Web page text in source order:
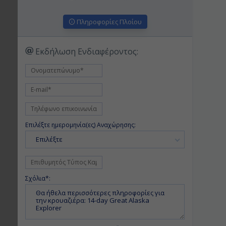
Πληροφορίες Πλοίου
Εκδήλωση Ενδιαφέροντος:
Επιλέξτε ημερομηνία(ες) Αναχώρησης:
Επιλέξτε
Σχόλια*: